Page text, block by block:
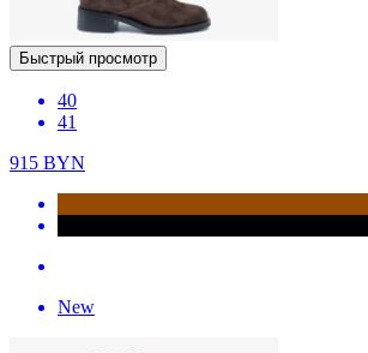
Быстрый просмотр
40
41
915 BYN
New